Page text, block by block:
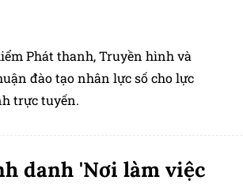
Phát thanh, Truyền hình và
đào tạo nhân lực số cho lực
trực tuyến.
danh 'Nơi làm việc